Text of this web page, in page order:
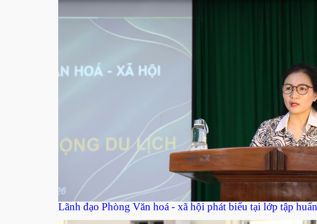
Lãnh đạo Phòng Văn hoá - xã hội phát biểu tại lớp tập huấn